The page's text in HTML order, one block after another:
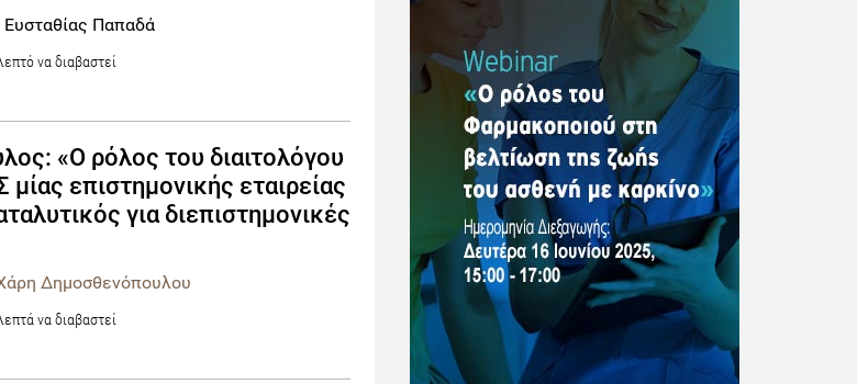
Ευσταθίας Παπαδά
να διαβαστεί
«Ο ρόλος του διαιτολόγου
επιστημονικής εταιρείας
για διεπιστημονικές
Δημοσθενόπουλου
να διαβαστεί